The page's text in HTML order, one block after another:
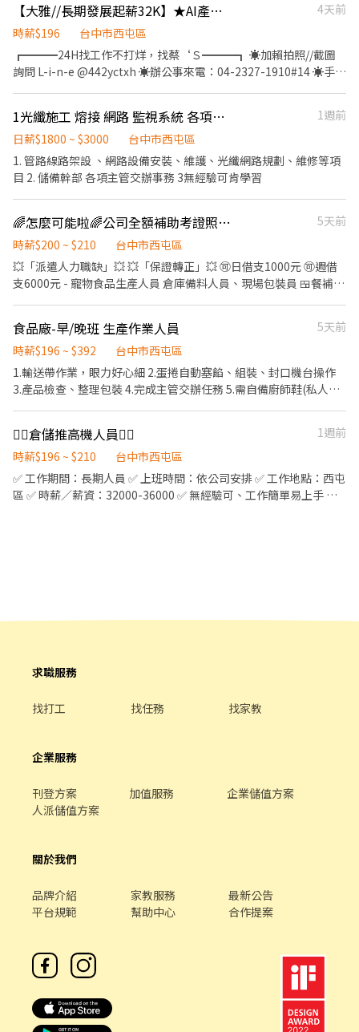
辦事項 工作條件 • 對空間美感、擺設搭配有興趣 • 細心、手腳俐
落、耐心溝通 • 願意配合外出採購與搬運（可接受少量體力工作）
迎對軟裝設計有熱忱者應徵 • 我們期待您具備室內設計、建築或視
覺傳達等相關背景，因為在高度溝通的過程中，我們希望彼此能擁
有相同的基礎語言 • 具備 CAD 識圖能力，熟悉 SketchUp 者佳，
會 Photoshop（PS）尤佳，熟悉 AI 工具應用 • 具攝影、美學或相
要時間積累，我們希望您每週能固定排班 2–3 天 工作地點 • 以台
中市為主（依案場或採購地點安排） 工作時間 • 依案場需求彈性排
班（平日／假日皆可能） • 單案計酬或時薪計算 薪資待遇 • 時薪
$200～$250（視經驗與能力調整） • 若需外縣市出差，交通與餐
費另行補貼 加分條件 • 熟悉軟裝品牌、市場與採購通路 • 具備拍
攝佈景經驗 • 熟練簡單美編或3D／平面繪圖軟體
* 協助現場施作 * 學習專業技術 我們希望你： ✔ 不怕曬太陽、肯學
習 ✔ 有責任感、不無故請假 ✔ 有駕照佳（沒有也可） ✔需不怕高
，需走鷹架 📍工作地點：依工程案場 💰 學會技術後，薪資依能力持
續調整，歡迎想長期發展的夥伴加入！ 📩 有興趣請私訊，或留言
「+1」，立即安排面試！ 補充：無經驗可，公司願意培訓，歡迎二
【大雅//長期發展起薪32K】★AI產品組包裝★ 「免無塵衣、加班多、免費供餐」
4天前
時薪$196
台中市西屯區
┏━━━24H找工作不打烊，找蔡‘Ｓ━━━┓ ☀️加賴拍照//截圖
詢問 L-i-n-e @442yctxh ☀️辦公事來電：04-2327-1910#14 ☀️手機
經驗、免學歷、超高錄取 ✅訂單穩定 ~穩賺加班費~ ✅長期穩定、表
現優異享轉正機會 ✅獎金5,000起、年終獎金 【✦工作地點✦】 工
作內容 | AI產品組包裝、加工、測試、品檢、文書作業 工作地點 | 台
中市大雅區科雅路 配合條件 | 固定班/免無塵衣/加班穩定 用餐時間 |
✦】 ⭐日班:08:30-17:30(加班18:00-20:00) ▶️起薪32,000(含常態出
勤津貼)；加班費另計 【✦福利多多✦】 ❶.依照勞基法相關福利 ❷.
享勞保、健保、團保、勞退6％ ❸. 到職滿3個月享三節禮金或禮品
1光纖施工 熔接 網路 監視系統 各項弱電工程人員
1週前
日薪$1800 ~ $3000
台中市西屯區
1. 管路線路架設 、網路設備安裝、維護、光纖網路規劃、維修等項
目 2. 儲備幹部 各項主管交辦事務 3無經驗可肯學習
🌈怎麼可能啦🌈公司全額補助考證照💥備料人員💥
5天前
時薪$200 ~ $210
台中市西屯區
💥「派遣人力職缺」💥 💥「保證轉正」💥 🉑日借支1000元 🉑週借
支6000元 - 寵物食品生產人員 倉庫備料人員、現場包裝員 🍱餐補80
現場面談 「@yuwei1515」
食品廠-早/晚班 生產作業人員
5天前
時薪$196 ~ $392
台中市西屯區
1.輸送帶作業，眼力好心細 2.蛋捲自動塞餡、組裝、封口機台操作
3.產品檢查、整理包裝 4.完成主管交辦任務 5.需自備廚師鞋(私人物
者請直接私訊小幫手，謝謝😊 本公司依法如遇國定假日為雙倍薪 平
常工資為196-220元/小時之區間
👉🏻倉儲推高機人員👈🏻
1週前
時薪$196 ~ $210
台中市西屯區
✅ 工作期間：長期人員 ✅ 上班時間：依公司安排 ✅ 工作地點：西屯
區 ✅ 時薪／薪資：32000-36000 ✅ 無經驗可、工作簡單易上手 ✅
求職服務
找打工 找任務 找家教
企業服務
刊登方案 加值服務
企業儲值方案
人派儲值方案
關於我們
品牌介紹 家教服務
最新公告
平台規範
幫助中心 合作提案